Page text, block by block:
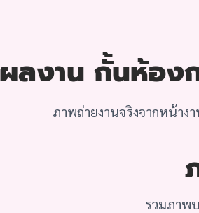
ผลงาน กั้นห้อง
ภาพถ่ายงานจริงจากหน้าง
รวมภาพ